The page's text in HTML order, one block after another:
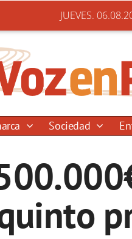
JUEVES.
Sociedad